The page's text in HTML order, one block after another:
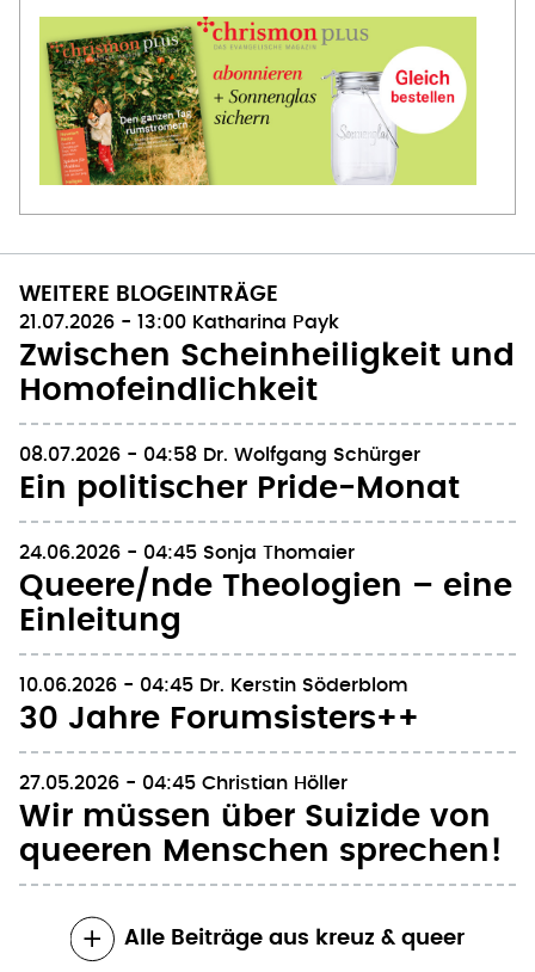
WEITERE BLOGEINTRÄGE
21.07.2026 - 13:00 Katharina Payk
Zwischen Scheinheiligkeit und
Homofeindlichkeit
08.07.2026 - 04:58 Dr. Wolfgang Schürger
Ein politischer Pride-Monat
24.06.2026 - 04:45 Sonja Thomaier
Queere/nde Theologien – eine
Einleitung
10.06.2026 - 04:45 Dr. Kerstin Söderblom
30 Jahre Forumsisters++
27.05.2026 - 04:45 Christian Höller
Wir müssen über Suizide von
queeren Menschen sprechen!
Alle Beiträge aus kreuz & queer